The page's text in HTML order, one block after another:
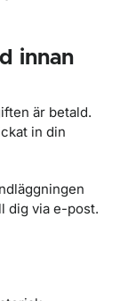
innan
är betald.
in din
dig via e-post.